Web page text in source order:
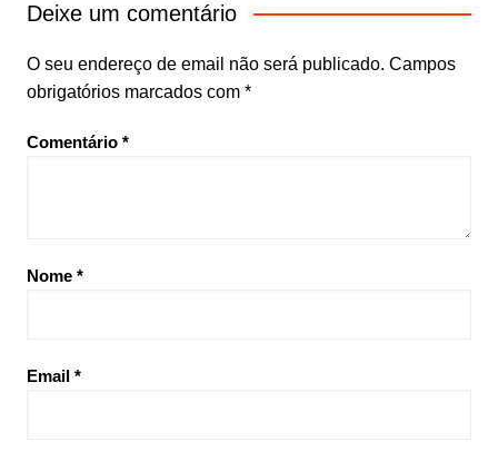
Deixe um comentário
O seu endereço de email não será publicado. Campos
obrigatórios marcados com *
Comentário *
Nome *
Email *